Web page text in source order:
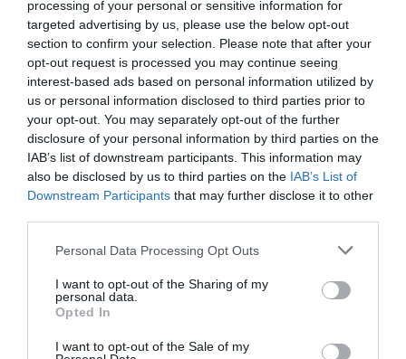
processing of your personal or sensitive information for
targeted advertising by us, please use the below opt-out
section to confirm your selection. Please note that after your
opt-out request is processed you may continue seeing
interest-based ads based on personal information utilized by
us or personal information disclosed to third parties prior to
your opt-out. You may separately opt-out of the further
disclosure of your personal information by third parties on the
IAB’s list of downstream participants. This information may
also be disclosed by us to third parties on the IAB’s List of
Downstream Participants that may further disclose it to other
Personal Data Processing Opt Outs
I want to opt-out of the Sharing of my
personal data.
Opted In
I want to opt-out of the Sale of my
frais, d’impots, surcharges etc.) et en arrêtant la desserte du
jour au lendemain “parce que c’est comme ça, vous avez
signé!”
RÉPONDRE
PIERRE a commenté :
9 février 2021 - 20 h 37
min
Oui, ces atteintes aux libertés sont insupportables. Avec un
dire des gens bloqués au dernier moment qui ne peuvent pas
heures et les jours perdus à attendre et à faire le bras de fer
avec leur compagnie pour de faire rembourser ou obtenir un
voucher… La gestion du covid aura été le feu d’artifice de la
bureaucratie française. Aucune intelligence, aucun